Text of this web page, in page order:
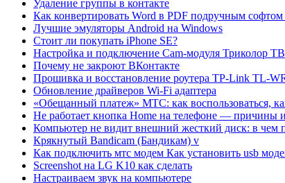
Удаление группы в контакте
Как конвертировать Word в PDF подручным
Лучшие эмуляторы Android на Windows
Стоит ли покупать iPhone SE?
Настройка и подключение Cam-модуля Триколор ТВ
Почему не закроют ВКонтакте
Прошивка и восстановление роутера TP-Link TL-
Обновление драйверов Wi-Fi адаптера
«Обещанный платеж» МТС: как воспользоваться,
Не работает кнопка Home на телефоне — причины
Компьютер не видит внешний жесткий диск: в чем
Крякнутый Bandicam (Бандикам) v
Как подключить мтс модем Как установить usb
Screenshot на LG K10 как сделать
Настраиваем звук на компьютере